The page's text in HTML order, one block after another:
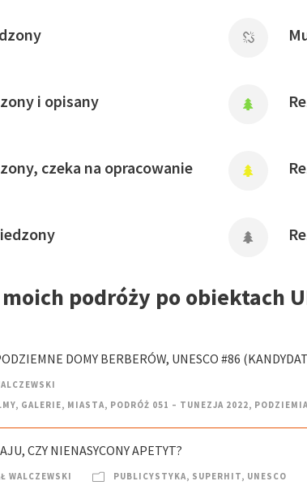
i opisany
czeka na opracowanie
podróży po obiektach
DOMY BERBERÓW, UNESCO #86
, GALERIE, MIASTA, PODRÓŻ 051 – TUNEZJA 2022, PODZIEMIA
CZY NIENASYCONY APETYT?
WALCZEWSKI PUBLICYSTYKA, SUPERHIT, UNESCO